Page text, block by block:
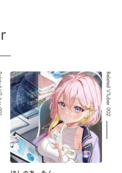
001 Related VTuber 002